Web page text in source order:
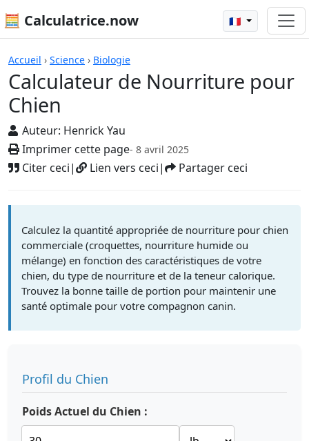
🧮 Calculatrice.now 🇫🇷
Accueil › Science › Biologie
Calculateur de Nourriture pour
Chien
Auteur: Henrick Yau
Imprimer cette page- 8 avril 2025
Citer ceci| Lien vers ceci| Partager ceci
Calculatrices
Calculez la quantité appropriée de nourriture pour chien
commerciale (croquettes, nourriture humide ou
mélange) en fonction des caractéristiques de votre
chien, du type de nourriture et de la teneur calorique.
Trouvez la bonne taille de portion pour maintenir une
santé optimale pour votre compagnon canin.
Profil du Chien
Poids Actuel du Chien :